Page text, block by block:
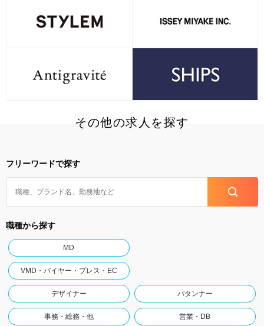
その他の求人を探す
フリーワードで探す
職種から探す
MD
VMD・バイヤー・プレス・EC
デザイナー パタンナー
事務・総務・他 営業・DB